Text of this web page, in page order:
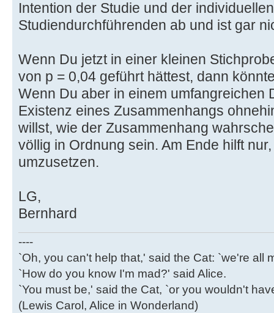
Intention der Studie und der
Studiendurchführenden ab und ist gar
Wenn Du jetzt in einer kleinen
von p = 0,04 geführt hättest, dann
Wenn Du aber in einem umfangreichen
Existenz eines Zusammenhangs
willst, wie der Zusammenhang
völlig in Ordnung sein. Am Ende hilft
umzusetzen.
LG,
Bernhard
----
`Oh, you can't help that,' said the Cat: `we're all
`How do you know I'm mad?' said Alice.
`You must be,' said the Cat, `or you wouldn't
(Lewis Carol, Alice in Wonderland)